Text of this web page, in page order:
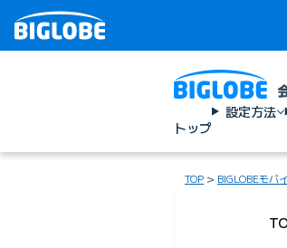
トップ
設定方法
TOP BIGLOBEモバ